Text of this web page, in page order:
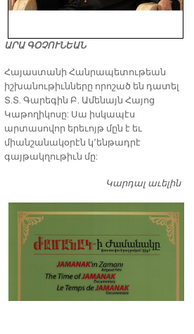
ԱՐԱ ԳՕՉՈՒՆԵԱՆ
​Հայաստանի Հանրապետութեան
իշխանութիւնները որոշած են դատել
Տ.Տ. Գարեգին Բ. Ամենայն Հայոց
Կաթողիկոսը: Սա իսկապէս
արտասովոր երեւոյթ մըն է եւ
միանշանակօրէն կ՚ենթադրէ
գայթակղութիւն մը:
Կարդալ աւելին